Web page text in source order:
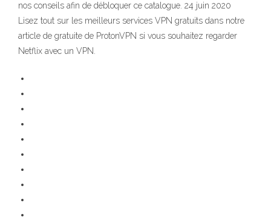
nos conseils afin de débloquer ce catalogue. 24 juin 2020
Lisez tout sur les meilleurs services VPN gratuits dans notre
article de gratuite de ProtonVPN si vous souhaitez regarder
Netflix avec un VPN.